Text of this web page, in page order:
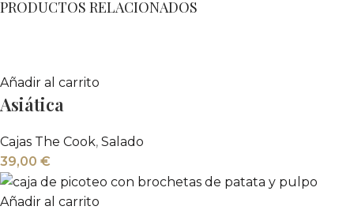
PRODUCTOS RELACIONADOS
Añadir al carrito
Asiática
Cajas The Cook, Salado
39,00 €
Añadir al carrito